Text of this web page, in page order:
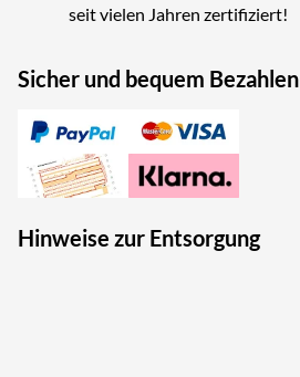
seit vielen Jahren zertifiziert!
Sicher und bequem Bezahlen
Hinweise zur Entsorgung